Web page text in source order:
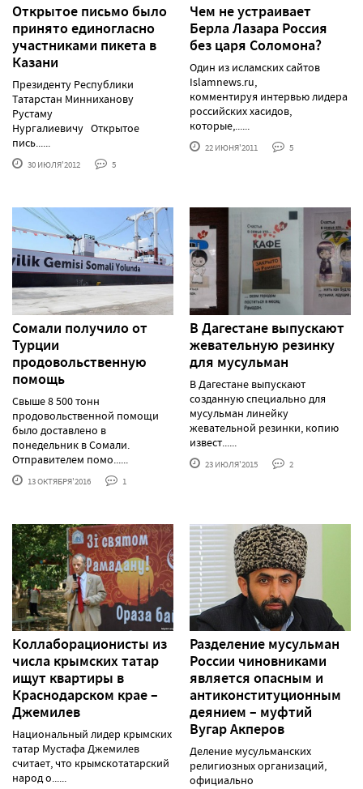
Открытое письмо было
принято единогласно
участниками пикета в
Казани
Президенту Республики
Татарстан Минниханову
Рустаму
Нургалиевичу Открытое
пись......
30 ИЮЛЯ'2012 5
Чем не устраивает
Берла Лазара Россия
без царя Соломона?
Один из исламских сайтов
Islamnews.ru,
комментируя интервью лидера
российских хасидов,
которые,......
22 ИЮНЯ'2011 5
Сомали получило от
Турции
продовольственную
помощь
Свыше 8 500 тонн
продовольственной помощи
было доставлено в
понедельник в Сомали.
Отправителем помо......
13 ОКТЯБРЯ'2016 1
В Дагестане выпускают
жевательную резинку
для мусульман
В Дагестане выпускают
созданную специально для
мусульман линейку
жевательной резинки, копию
извест......
23 ИЮЛЯ'2015 2
Коллаборационисты из
числа крымских татар
ищут квартиры в
Краснодарском крае –
Джемилев
Национальный лидер крымских
татар Мустафа Джемилев
считает, что крымскотатарский
народ о......
Разделение мусульман
России чиновниками
является опасным и
антиконституционным
деянием – муфтий
Вугар Акперов
Деление мусульманских
религиозных организаций,
официально